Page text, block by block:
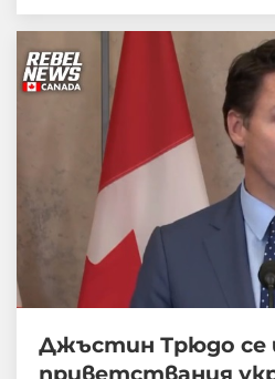
Джъстин Трюдо се
приветствания